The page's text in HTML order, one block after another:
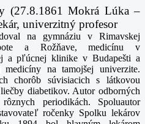
(27.8.1861 Mokrá Lúka –
univerzitný profesor
na gymnáziu v Rimavskej
a Rožňave, medicínu v
a pľúcnej klinike v Budapešti a
na tamojšej univerzite.
chorôb súvisiacich s látkovou
diabetikov. Autor odborných
periodikách. Spoluautor
ročenky Spolku lekárov